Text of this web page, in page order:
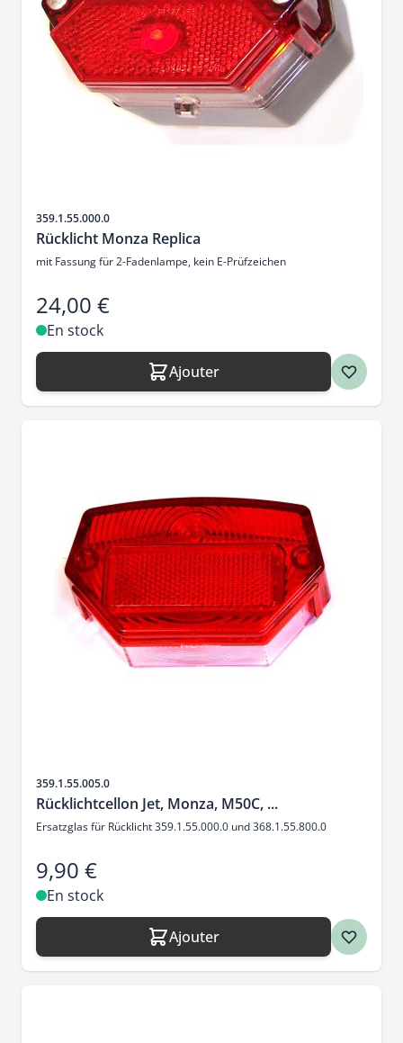
SKU
359.1.55.000.0
Rücklicht Monza Replica
mit Fassung für 2-Fadenlampe, kein E-Prüfzeichen
24,00 €
En stock
Ajouter
SKU
359.1.55.005.0
Rücklichtcellon Jet, Monza, M50C, ...
Ersatzglas für Rücklicht 359.1.55.000.0 und 368.1.55.800.0
9,90 €
En stock
Ajouter